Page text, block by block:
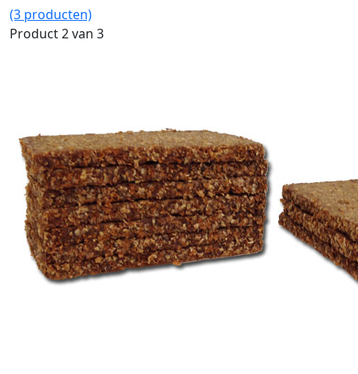
(3 producten)
Product 2 van 3